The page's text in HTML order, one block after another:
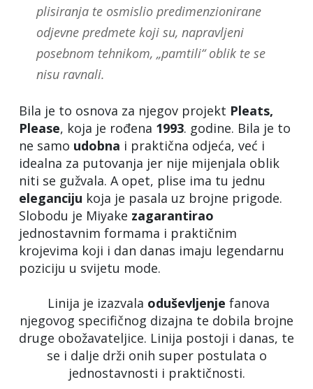
plisiranja te osmislio predimenzionirane
odjevne predmete koji su, napravljeni
posebnom tehnikom, „pamtili“ oblik te se
nisu ravnali.
Bila je to osnova za njegov projekt Pleats,
Please, koja je rođena 1993. godine. Bila je to
ne samo udobna i praktična odjeća, već i
idealna za putovanja jer nije mijenjala oblik
niti se gužvala. A opet, plise ima tu jednu
eleganciju koja je pasala uz brojne prigode.
Slobodu je Miyake zagarantirao
jednostavnim formama i praktičnim
krojevima koji i dan danas imaju legendarnu
poziciju u svijetu mode.
Linija je izazvala oduševljenje fanova
njegovog specifičnog dizajna te dobila brojne
druge obožavateljice. Linija postoji i danas, te
se i dalje drži onih super postulata o
jednostavnosti i praktičnosti.